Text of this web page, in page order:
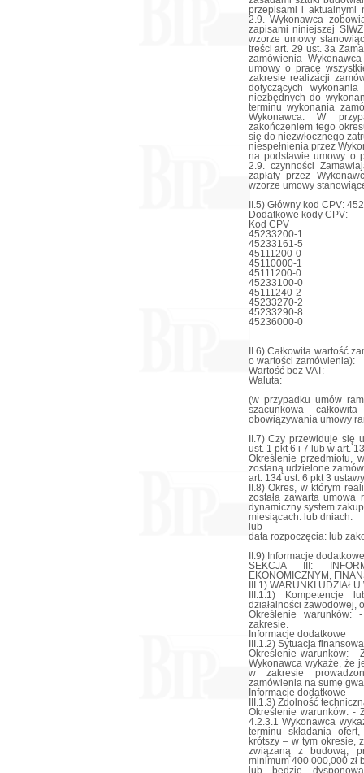
przepisami i aktualnymi
2.9. Wykonawca
zapisami niniejszej
wzorze umowy
treści art. 29 ust. 3a
zamówienia
umowy o pracę
zakresie realizacji
dotyczących
niezbędnych do
terminu wykonania
Wykonawca. W
zakończeniem tego
się do niezwłocznego
niespełnienia przez
na podstawie umowy o
2.9. czynności
zapłaty przez
wzorze umowy
II.5) Główny kod CPV:
Dodatkowe kody CPV:
Kod CPV
45233200-1
45233161-5
45111200-0
45110000-1
45111200-0
45233100-0
45111240-2
45233270-2
45233290-8
45236000-0
II.6) Całkowita wartość
o wartości zamówienia):
Wartość bez VAT:
Waluta:
(w przypadku umów
szacunkowa
obowiązywania umowy
II.7) Czy przewiduje się
ust. 1 pkt 6 i 7 lub w art.
Określenie przedmiotu,
zostaną udzielone
art. 134 ust. 6 pkt 3
II.8) Okres, w którym
została zawarta umowa
dynamiczny system
miesiącach: lub dniach:
lub
data rozpoczęcia: lub
II.9) Informacje
SEKCJA III:
EKONOMICZNYM,
III.1) WARUNKI
III.1.1) Kompetencje
działalności zawodowej,
Określenie
zakresie.
Informacje dodatkowe
III.1.2) Sytuacja
Określenie warunków: -
Wykonawca wykaże, że
w zakresie
zamówienia na sumę
Informacje dodatkowe
III.1.3) Zdolność
Określenie warunków: -
4.2.3.1 Wykonawca
terminu składania
krótszy – w tym okresie,
związaną z budową,
minimum 400 000,000 zł
lub będzie